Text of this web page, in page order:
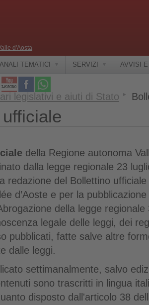
d'Aosta
TEMATICI SERVIZI AVVISI
legislativi e aiuti di Stato
della Regione autonoma
dalla legge regionale 23
redazione del Bollettino
d’Aoste e per la
della legge
legale delle leggi, dei
pubblicati, fatte salve altre
dalle leggi.
settimanalmente, salvo
sono trascritti in lingua
disposto dall'articolo 38